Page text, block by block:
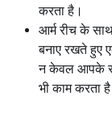
करता है।
आर्म रीच के
बनाए रखते हुए
न केवल आपके
भी काम करता